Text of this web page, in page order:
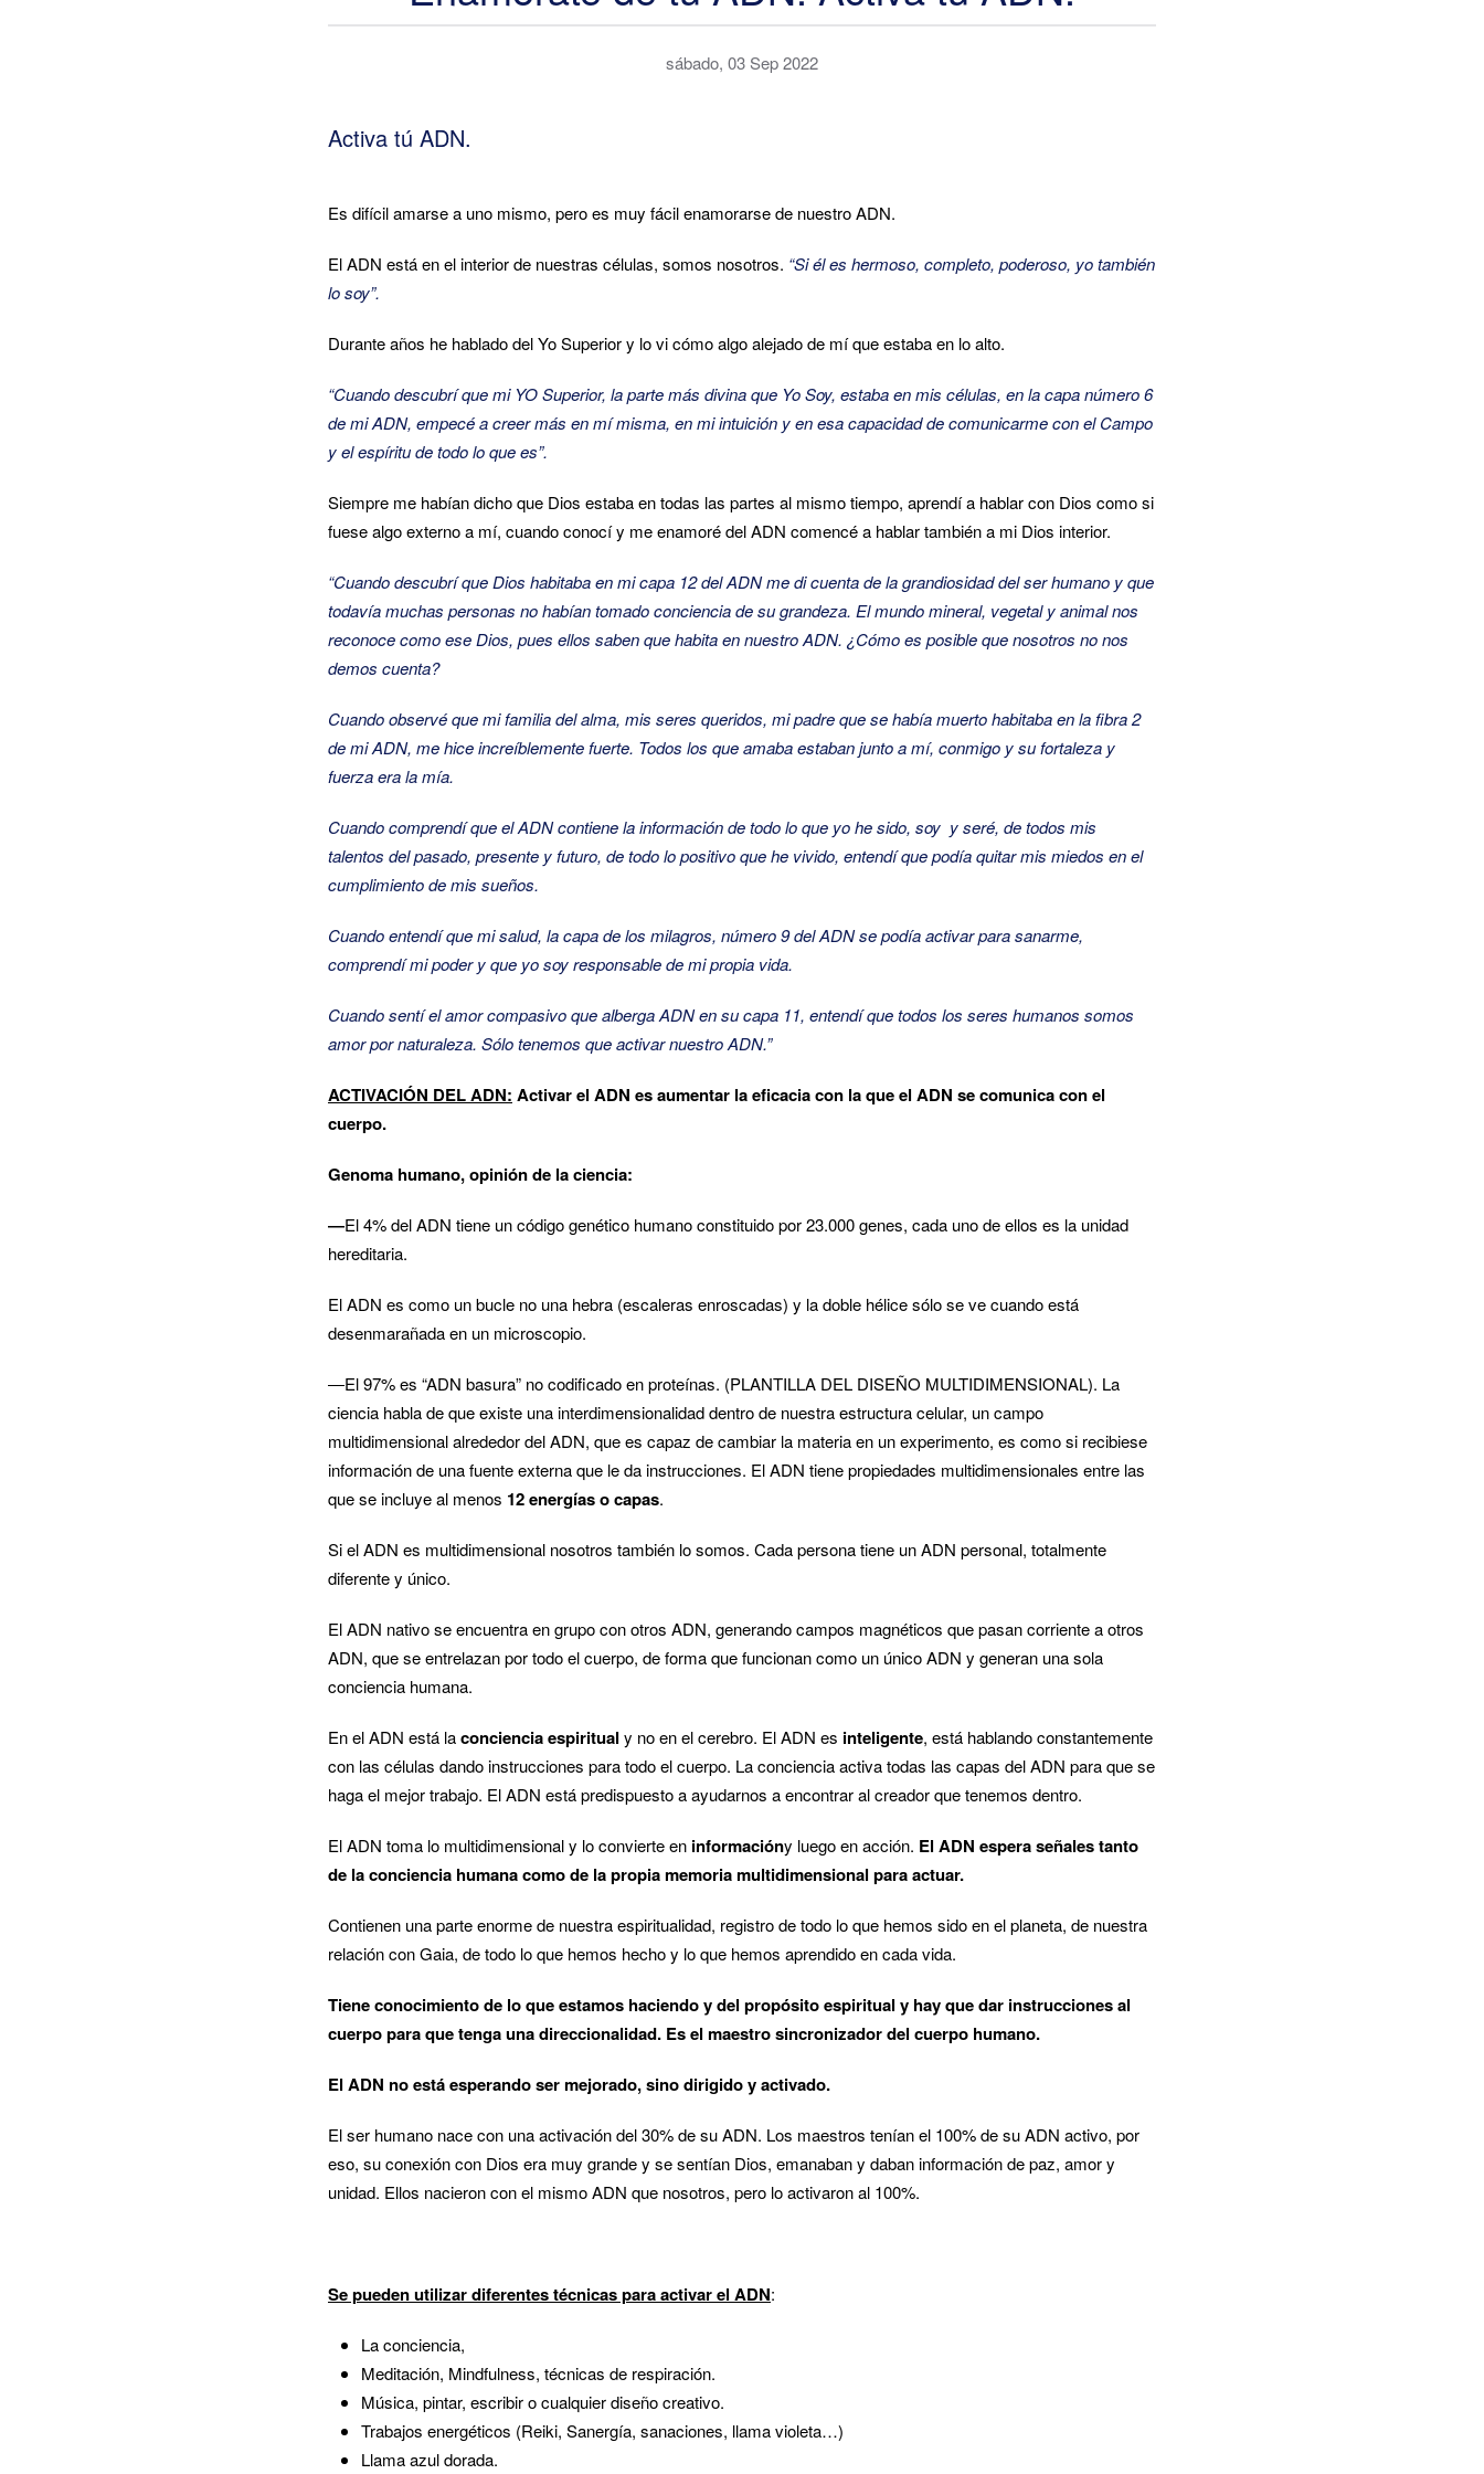
sábado, 03 Sep 2022
Activa tú ADN.
Es difícil amarse a uno mismo, pero es muy fácil enamorarse de nuestro ADN.
El ADN está en el interior de nuestras células, somos nosotros. “Si él es hermoso, completo, poderoso, yo también
lo soy”.
Durante años he hablado del Yo Superior y lo vi cómo algo alejado de mí que estaba en lo alto.
“Cuando descubrí que mi YO Superior, la parte más divina que Yo Soy, estaba en mis células, en la capa número 6
de mi ADN, empecé a creer más en mí misma, en mi intuición y en esa capacidad de comunicarme con el Campo
y el espíritu de todo lo que es”.
Siempre me habían dicho que Dios estaba en todas las partes al mismo tiempo, aprendí a hablar con Dios como si
fuese algo externo a mí, cuando conocí y me enamoré del ADN comencé a hablar también a mi Dios interior.
“Cuando descubrí que Dios habitaba en mi capa 12 del ADN me di cuenta de la grandiosidad del ser humano y que
todavía muchas personas no habían tomado conciencia de su grandeza. El mundo mineral, vegetal y animal nos
reconoce como ese Dios, pues ellos saben que habita en nuestro ADN. ¿Cómo es posible que nosotros no nos
demos cuenta?
Cuando observé que mi familia del alma, mis seres queridos, mi padre que se había muerto habitaba en la fibra 2
de mi ADN, me hice increíblemente fuerte. Todos los que amaba estaban junto a mí, conmigo y su fortaleza y
fuerza era la mía.
Cuando comprendí que el ADN contiene la información de todo lo que yo he sido, soy y seré, de todos mis
talentos del pasado, presente y futuro, de todo lo positivo que he vivido, entendí que podía quitar mis miedos en el
cumplimiento de mis sueños.
Cuando entendí que mi salud, la capa de los milagros, número 9 del ADN se podía activar para sanarme,
comprendí mi poder y que yo soy responsable de mi propia vida.
Cuando sentí el amor compasivo que alberga ADN en su capa 11, entendí que todos los seres humanos somos
amor por naturaleza. Sólo tenemos que activar nuestro ADN.”
ACTIVACIÓN DEL ADN: Activar el ADN es aumentar la eficacia con la que el ADN se comunica con el
cuerpo.
Genoma humano, opinión de la ciencia:
―El 4% del ADN tiene un código genético humano constituido por 23.000 genes, cada uno de ellos es la unidad
hereditaria.
El ADN es como un bucle no una hebra (escaleras enroscadas) y la doble hélice sólo se ve cuando está
desenmarañada en un microscopio.
―El 97% es “ADN basura” no codificado en proteínas. (PLANTILLA DEL DISEÑO MULTIDIMENSIONAL). La
ciencia habla de que existe una interdimensionalidad dentro de nuestra estructura celular, un campo
multidimensional alrededor del ADN, que es capaz de cambiar la materia en un experimento, es como si recibiese
información de una fuente externa que le da instrucciones. El ADN tiene propiedades multidimensionales entre las
que se incluye al menos 12 energías o capas.
Si el ADN es multidimensional nosotros también lo somos. Cada persona tiene un ADN personal, totalmente
diferente y único.
El ADN nativo se encuentra en grupo con otros ADN, generando campos magnéticos que pasan corriente a otros
ADN, que se entrelazan por todo el cuerpo, de forma que funcionan como un único ADN y generan una sola
conciencia humana.
En el ADN está laconciencia espiritual y no en el cerebro. El ADN es inteligente, está hablando constantemente
con las células dando instrucciones para todo el cuerpo. La conciencia activa todas las capas del ADN para que se
haga el mejor trabajo. El ADN está predispuesto a ayudarnos a encontrar al creador que tenemos dentro.
El ADN toma lo multidimensional y lo convierte en informacióny luego en acción. El ADN espera señales tanto
de la conciencia humana como de la propia memoria multidimensional para actuar.
Contienen una parte enorme de nuestra espiritualidad, registro de todo lo que hemos sido en el planeta, de nuestra
relación con Gaia, de todo lo que hemos hecho y lo que hemos aprendido en cada vida.
Tiene conocimiento de lo que estamos haciendo y del propósito espiritual y hay que dar instrucciones al
cuerpo para que tenga una direccionalidad. Es el maestro sincronizador del cuerpo humano.
El ADN no está esperando ser mejorado, sino dirigido y activado.
El ser humano nace con una activación del 30% de su ADN. Los maestros tenían el 100% de su ADN activo, por
eso, su conexión con Dios era muy grande y se sentían Dios, emanaban y daban información de paz, amor y
unidad. Ellos nacieron con el mismo ADN que nosotros, pero lo activaron al 100%.
Se pueden utilizar diferentes técnicas para activar el ADN:
La conciencia,
Meditación, Mindfulness, técnicas de respiración.
Música, pintar, escribir o cualquier diseño creativo.
Trabajos energéticos (Reiki, Sanergía, sanaciones, llama violeta…)
Llama azul dorada.